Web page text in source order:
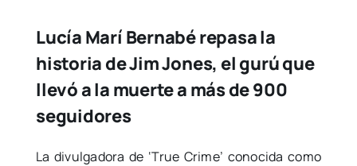
Lucía Marí Bernabé repasa la
historia de Jim Jones, el gurú que
llevó a la muerte a más de 900
seguidores
La divul­ga­do­ra de ‘True Cri­me’ cono­ci­da como